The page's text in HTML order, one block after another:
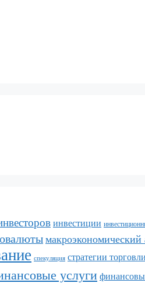
инвестиции
макроэкономический
спекуляция стратегии торговли
услуги